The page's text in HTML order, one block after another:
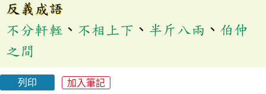
反義成語
不分軒輊 、 不相上下 、 半斤八兩 、 伯仲
之間
列印 加入筆記